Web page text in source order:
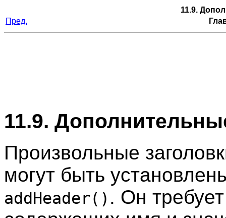
11.9.
Пред.
11.9.
Произвольные
могут быть
addHeader() . Он